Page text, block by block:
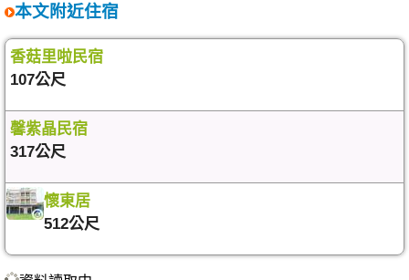
本文附近住宿
香菇里啦民宿
107公尺
馨紫晶民宿
317公尺
懷東居
512公尺